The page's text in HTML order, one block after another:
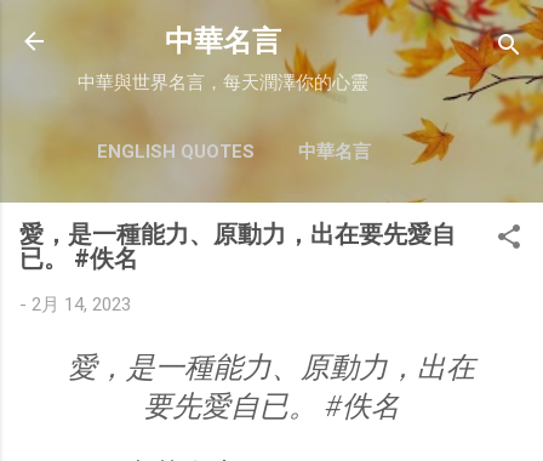
跳至主要內容
中華名言
中華與世界名言，每天潤澤你的心靈
ENGLISH QUOTES 中華名言
愛，是一種能力、原動力，出在要先愛自
已。 #佚名
- 2月 14, 2023
愛，是一種能力、原動力，出在
要先愛自已。 #佚名